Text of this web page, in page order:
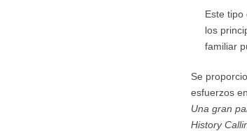
Este
los
familiar
Se
esfuerzos
Una gran
History